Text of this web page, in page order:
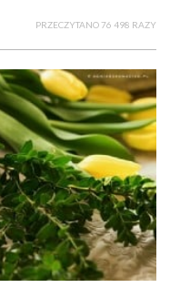
PRZECZYTANO 76 498 RAZY